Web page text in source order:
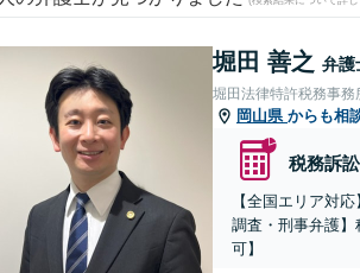
堀田 善之 弁護
堀田法律特許税務事務
岡山県 からも相
税務訴訟
【全国エリア対
調査・刑事弁護
可】